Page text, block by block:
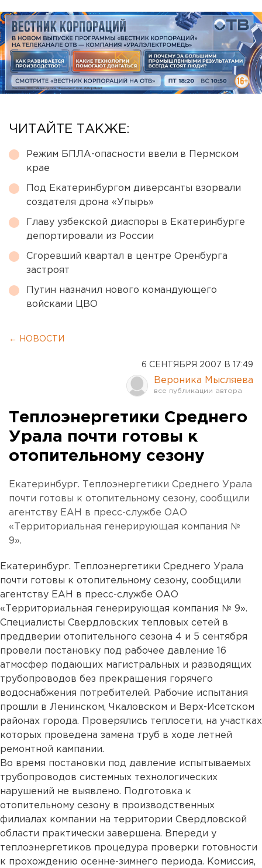
ЧИТАЙТЕ ТАКЖЕ:
Режим БПЛА-опасности ввели в Пермском
крае
Под Екатеринбургом диверсанты взорвали
создателя дрона «Упырь»
Главу узбекской диаспоры в Екатеринбурге
депортировали из России
Сгоревший квартал в центре Оренбурга
застроят
Путин назначил нового командующего
войсками ЦВО
← НОВОСТИ
6 СЕНТЯБРЯ 2007 В 17:49
Вероника Мысляева
Теплоэнергетики Среднего
Урала почти готовы к
отопительному сезону
Екатеринбург. Теплоэнергетики Среднего Урала
почти готовы к отопительному сезону, сообщили
агентству ЕАН в пресс-службе ОАО
«Территориальная генерирующая компания №
9».
Екатеринбург. Теплоэнергетики Среднего Урала
почти готовы к отопительному сезону, сообщили
агентству ЕАН в пресс-службе ОАО
«Территориальная генерирующая компания № 9».
Специалисты Свердловских тепловых сетей в
преддверии отопительного сезона 4 и 5 сентября
провели постановку под рабочее давление 16
атмосфер подающих магистральных и разводящих
трубопроводов без прекращения горячего
водоснабжения потребителей. Рабочие испытания
прошли в Ленинском, Чкаловском и Верх-Исетском
районах города. Проверялись теплосети, на участках
которых проведена замена труб в ходе летней
ремонтной кампании.
Во время постановки под давление испытываемых
трубопроводов системных технологических
нарушений не выявлено. Подготовка к
отопительному сезону в производственных
филиалах компании на территории Свердловской
области практически завершена. Впереди у
теплоэнергетиков процедура проверки готовности
к прохождению осенне-зимнего периода. Комиссия,